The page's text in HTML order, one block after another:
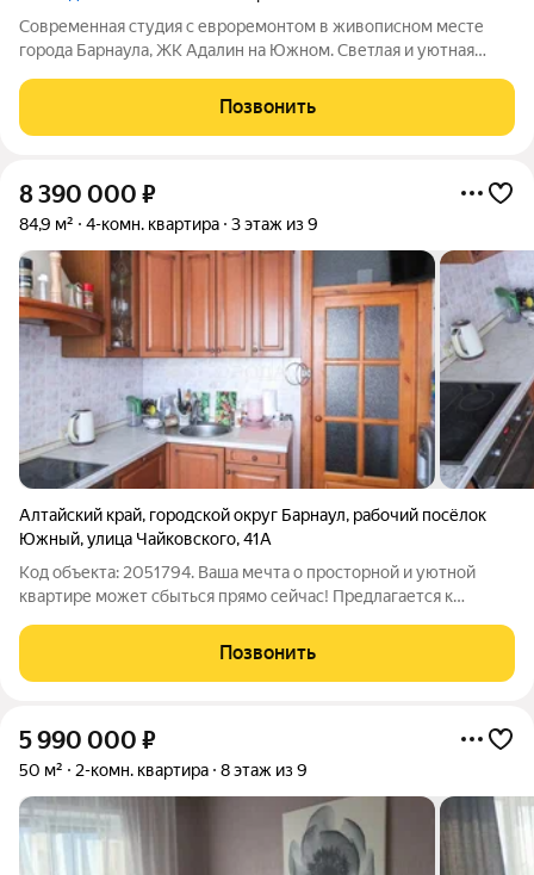
Современная студия с евроремонтом в живописном месте
города Барнаула, ЖК Адалин на Южном. Светлая и уютная
Большие панорамные (витражные )окна визуально расширяют
пространство наполняя
Позвонить
8 390 000 ₽
84,9 м² 4-комн. квартира 3 этаж из 9
Алтайский край, городской округ Барнаул, рабочий посёлок
Южный,улица Чайковского,41А
Код объекта: 2051794. Ваша мечта о просторной и уютной
квартире может сбыться прямо сейчас! Предлагается к
кв. м на улице Чайковского, 41А в рабочем посёлке Южный
города Барнаула. Квартира
Позвонить
5 990 000 ₽
50 м² 2-комн. квартира 8 этаж из 9